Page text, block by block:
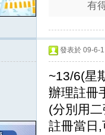
有
發表於 09-6-
~13/6(星
辦理註冊
(分別用
註冊當日